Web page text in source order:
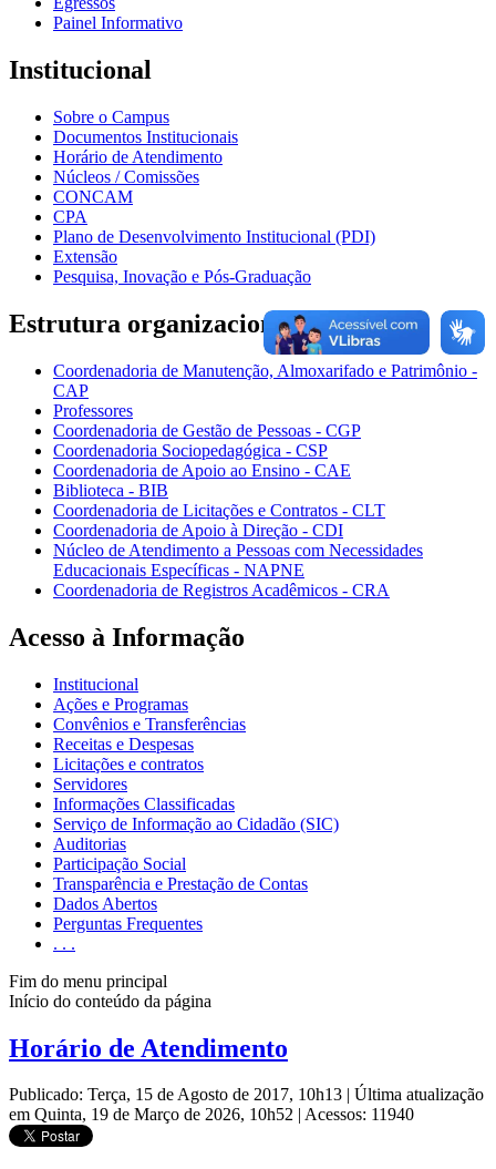
Painel Informativo
Institucional
Sobre o Campus
Documentos Institucionais
Horário de Atendimento
Núcleos / Comissões
CONCAM
CPA
Plano de Desenvolvimento Institucional (PDI)
Extensão
Pesquisa, Inovação e Pós-Graduação
Estrutura organizacional
Coordenadoria de Manutenção, Almoxarifado e Patrimônio -
CAP
Professores
Coordenadoria de Gestão de Pessoas - CGP
Coordenadoria Sociopedagógica - CSP
Coordenadoria de Apoio ao Ensino - CAE
Biblioteca - BIB
Coordenadoria de Licitações e Contratos - CLT
Coordenadoria de Apoio à Direção - CDI
Núcleo de Atendimento a Pessoas com Necessidades
Educacionais Específicas - NAPNE
Coordenadoria de Registros Acadêmicos - CRA
Acesso à Informação
Institucional
Ações e Programas
Convênios e Transferências
Receitas e Despesas
Licitações e contratos
Servidores
Informações Classificadas
Serviço de Informação ao Cidadão (SIC)
Auditorias
Participação Social
Transparência e Prestação de Contas
Dados Abertos
Perguntas Frequentes
. . .
Fim do menu principal
Início do conteúdo da página
Horário de Atendimento
Publicado: Terça, 15 de Agosto de 2017, 10h13 | Última atualização
em Quinta, 19 de Março de 2026, 10h52 | Acessos: 11940